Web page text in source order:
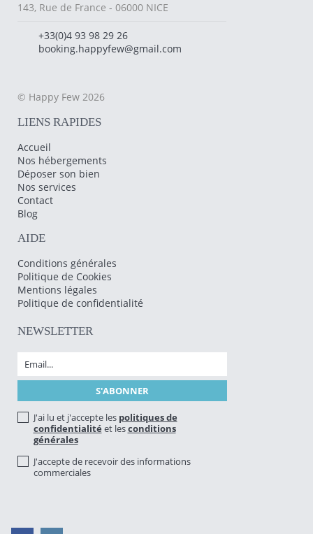
143, Rue de France - 06000 NICE
+33(0)4 93 98 29 26
booking.happyfew@gmail.com
© Happy Few 2026
LIENS RAPIDES
Accueil
Nos hébergements
Déposer son bien
Nos services
Contact
Blog
AIDE
Conditions générales
Politique de Cookies
Mentions légales
Politique de confidentialité
NEWSLETTER
J'ai lu et j'accepte les politiques de
confidentialité et lesconditions
générales
J'accepte de recevoir des informations
commerciales